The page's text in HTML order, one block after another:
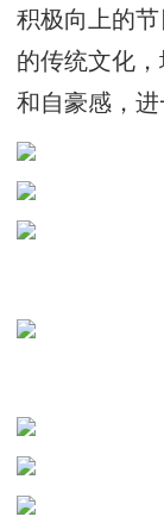
积极向上的
的传统文化
和自豪感，进